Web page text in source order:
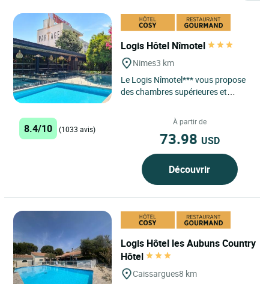
Logis Hôtel Nîmotel
Nimes3 km
Le Logis Nîmotel*** vous propose
des chambres supérieures et
et un cadre de séjour...
8.4/10 (1033 avis)
À partir de
73.98 USD
Découvrir
Logis Hôtel les Aubuns Country
Hôtel
Caissargues8 km